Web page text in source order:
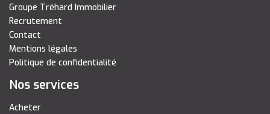
Groupe Tréhard Immobilier
Recrutement
Contact
Mentions légales
Politique de confidentialité
Nos services
Acheter